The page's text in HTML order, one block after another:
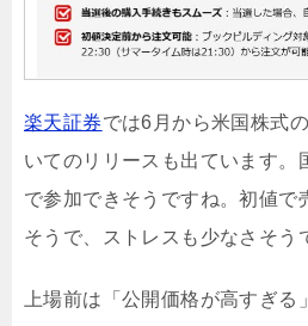
楽天証券では6月から米国株式
いてのリリースも出ています。
で参加できそうですね。初値で
そうで、ストレスも少なさそう
上場前は「公開価格が高すぎ